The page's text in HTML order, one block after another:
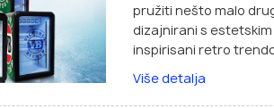
pružiti nešto malo
dizajnirani s estetskim
inspirisani retro
Više detalja